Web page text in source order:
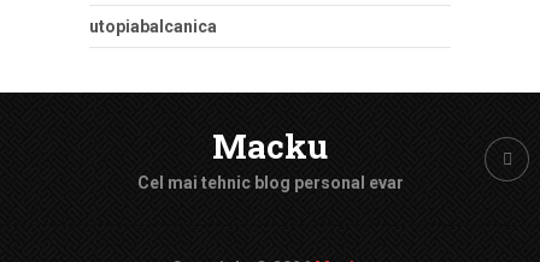
utopiabalcanica
Macku
Cel mai tehnic blog personal evar